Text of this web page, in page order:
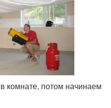
комнате, потом начинаем